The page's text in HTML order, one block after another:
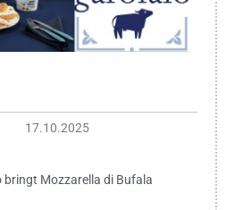
17.10.2025
bringt Mozzarella di Bufala